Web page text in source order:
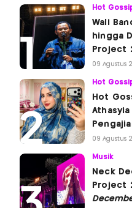
Hot
Wali
hingga
Project
09 Agustus
Hot
Hot
09 Agustus
Musik
Neck
Project